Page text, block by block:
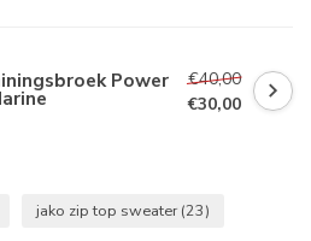
Power
€40,00
€30,00
jako zip top sweater (23)